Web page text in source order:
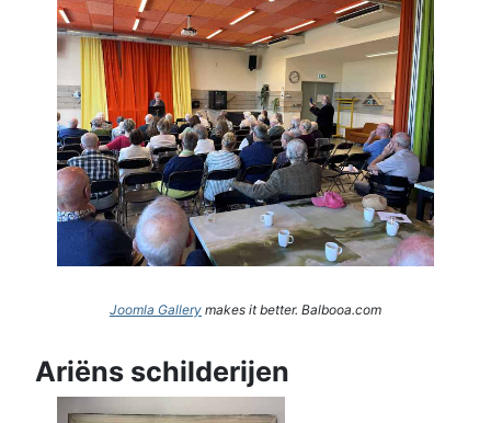
Joomla Gallery makes it better. Balbooa.com
Ariëns schilderijen